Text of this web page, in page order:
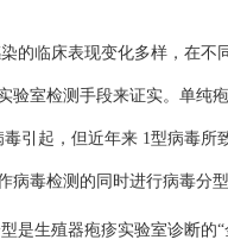
的临床表现变化多样，在不
验室检测手段来证实。单纯
引起，但近年来 1型病毒
病毒检测的同时进行病毒分
是生殖器疱疹实验室诊断的